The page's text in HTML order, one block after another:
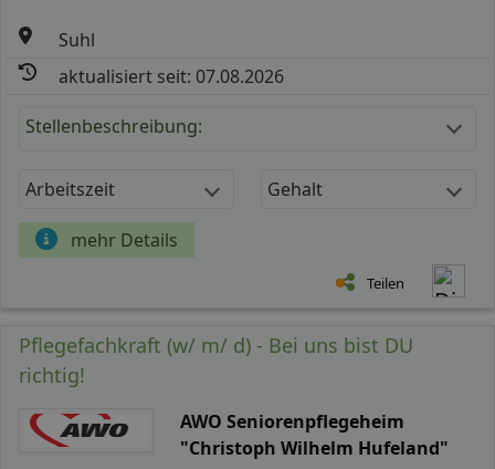
Suhl
aktualisiert seit: 07.08.2026
Stellenbeschreibung:
Arbeitszeit Gehalt
mehr Details
Teilen
Pflegefachkraft (w/ m/ d) - Bei uns bist DU
richtig!
AWO Seniorenpflegeheim
"Christoph Wilhelm Hufeland"